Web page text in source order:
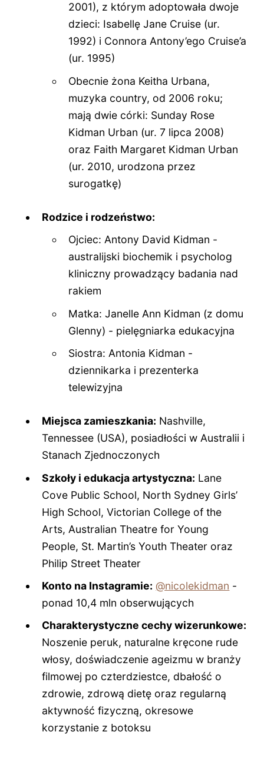
2001), z którym adoptowała dwoje
dzieci: Isabellę Jane Cruise (ur.
1992) i Connora Antony’ego Cruise’a
(ur. 1995)
Obecnie żona Keitha Urbana,
muzyka country, od 2006 roku;
mają dwie córki: Sunday Rose
Kidman Urban (ur. 7 lipca 2008)
oraz Faith Margaret Kidman Urban
(ur. 2010, urodzona przez
surogatkę)
Rodzice i rodzeństwo:
Ojciec: Antony David Kidman -
australijski biochemik i psycholog
kliniczny prowadzący badania nad
rakiem
Matka: Janelle Ann Kidman (z domu
Glenny) - pielęgniarka edukacyjna
Siostra: Antonia Kidman -
dziennikarka i prezenterka
telewizyjna
Miejsca zamieszkania: Nashville,
Tennessee (USA), posiadłości w Australii i
Stanach Zjednoczonych
Szkoły i edukacja artystyczna: Lane
Cove Public School, North Sydney Girls’
High School, Victorian College of the
Arts, Australian Theatre for Young
People, St. Martin’s Youth Theater oraz
Philip Street Theater
Konto na Instagramie: @nicolekidman -
ponad 10,4 mln obserwujących
Charakterystyczne cechy wizerunkowe:
Noszenie peruk, naturalne kręcone rude
włosy, doświadczenie ageizmu w branży
filmowej po czterdziestce, dbałość o
zdrowie, zdrową dietę oraz regularną
aktywność fizyczną, okresowe
korzystanie z botoksu